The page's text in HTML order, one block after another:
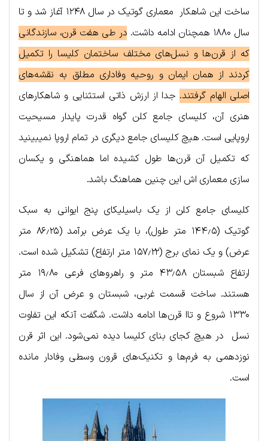
ساخت این شاهکار معماری گوتیک در سال ۱۲۴۸ آغاز شد و تا
سال ۱۸۸۰ همچنان ادامه داشت.
در طی هفت قرن، سازندگانی
که از قرن‌ها و نسل‌های مختلف ساختمان کلیسا را تکمیل
کردند از همان ایمان و روحیه وفاداری مطلق به نقشه‌های
اصلی الهام گرفتند. جدا از ارزش ذاتی استثنایی و شاهکارهای
هنری آن، کلیسای جامع کلن گواه قدرت پایدار مسیحیت
اروپایی است. هیچ کلیسای جامع دیگری در تمام اروپا نمیبینید
که تکمیل آن قرن‎‌ها طول کشیده اما هماهنگی و یکسان
سازی معماری اش این چنین هماهنگ باشد.
کلیسای جامع کلن از یک باسیلیکای پنج ایوانی به سبک
گوتیک (۱۴۴٫۵ متر طول)، با یک عرض برآمد (۸۶٫۲۵ متر
عرض) و یک نمای برج (۱۵۷٫۲۲ متر ارتفاع) تشکیل شده است.
ارتفاع شبستان ۴۳٫۵۸ متر و راهروهای فرعی ۱۹٫۸۰ متر
هستند. ساخت قسمت غربی، شبستان و عرض آن از سال
۱۳۳۰ شروع و تاا قرن‌ها ادامه داشت. شگفت آنکه این تفاوت
نسل در هیچ کجای بنای کلیسا دیده نمی‌شود. این اثر قرن
نوزدهمی به فرم‌ها و تکنیک‌های قرون وسطی وفادار مانده
است.